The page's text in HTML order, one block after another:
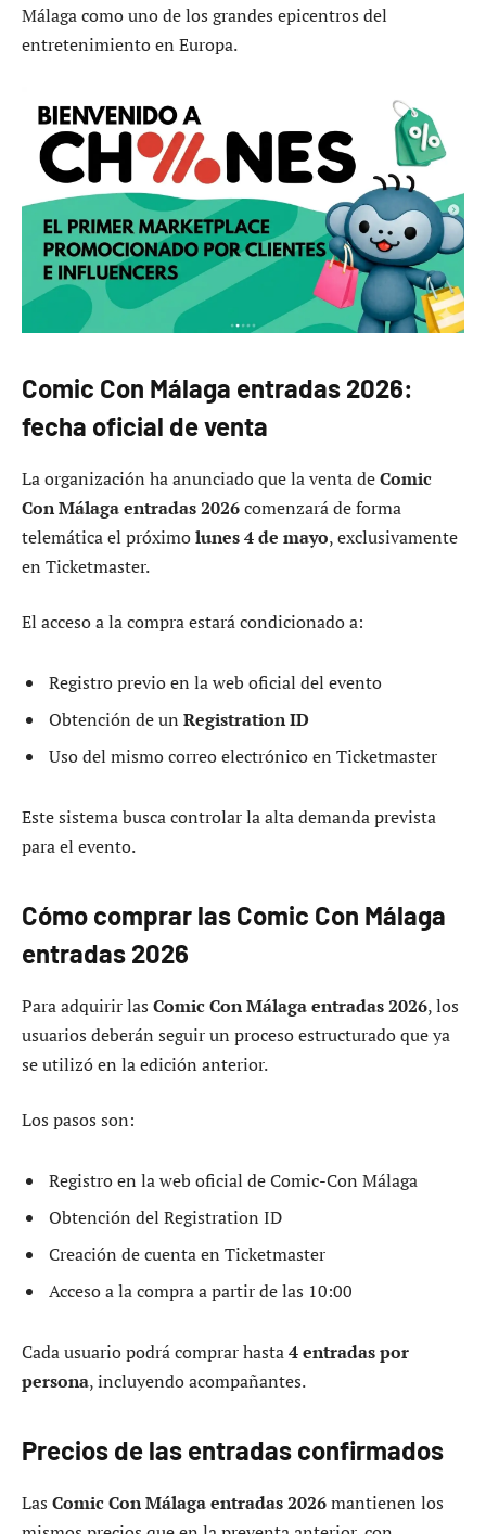
Málaga como uno de los grandes epicentros del
entretenimiento en Europa.
Comic Con Málaga entradas 2026:
fecha oficial de venta
La organización ha anunciado que la venta deComic
Con Málaga entradas 2026comenzará de forma
telemática el próximolunes 4 de mayo, exclusivamente
en Ticketmaster.
El acceso a la compra estará condicionado a:
Registro previo en la web oficial del evento
Obtención de un Registration ID
Uso del mismo correo electrónico en Ticketmaster
Este sistema busca controlar la alta demanda prevista
para el evento.
Cómo comprar las Comic Con Málaga
entradas 2026
Para adquirir las Comic Con Málaga entradas 2026, los
usuarios deberán seguir un proceso estructurado que ya
se utilizó en la edición anterior.
Los pasos son:
Registro en la web oficial de Comic-Con Málaga
Obtención del Registration ID
Creación de cuenta en Ticketmaster
Acceso a la compra a partir de las 10:00
Cada usuario podrá comprar hasta4 entradas por
persona, incluyendo acompañantes.
Precios de las entradas confirmados
Las Comic Con Málaga entradas 2026mantienen los